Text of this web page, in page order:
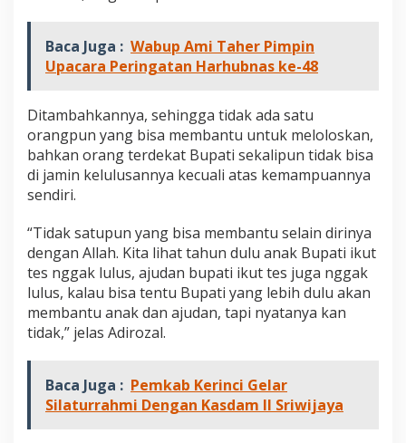
C
P
J
a
n
g
a
e
r
p
e
d
C
a
l
Baca Juga : Wabup Ami Taher Pimpin
Upacara Peringatan Harhubnas ke-48
Ditambahkannya, sehingga tidak ada satu
orangpun yang bisa membantu untuk meloloskan,
bahkan orang terdekat Bupati sekalipun tidak bisa
di jamin kelulusannya kecuali atas kemampuannya
sendiri.
“Tidak satupun yang bisa membantu selain dirinya
dengan Allah. Kita lihat tahun dulu anak Bupati ikut
tes nggak lulus, ajudan bupati ikut tes juga nggak
lulus, kalau bisa tentu Bupati yang lebih dulu akan
membantu anak dan ajudan, tapi nyatanya kan
tidak,” jelas Adirozal.
Baca Juga : Pemkab Kerinci Gelar
Silaturrahmi Dengan Kasdam II Sriwijaya